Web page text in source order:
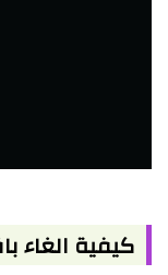
كيفية الغاء